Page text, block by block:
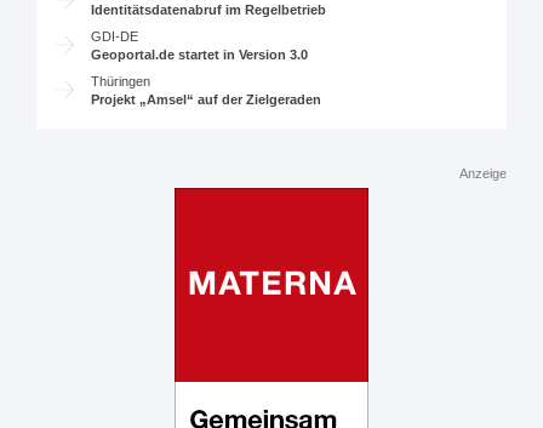
Identitätsdatenabruf im Regelbetrieb
GDI-DE
Geoportal.de startet in Version 3.0
Thüringen
Projekt „Amsel“ auf der Zielgeraden
Anzeige